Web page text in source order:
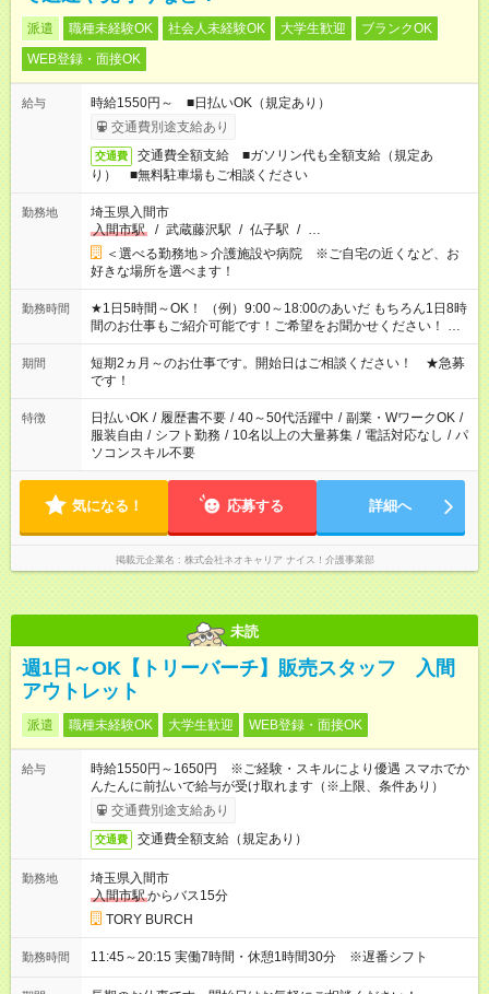
派遣 職種未経験OK 社会人未経験OK 大学生歓迎
ブランクOK
WEB登録・面接OK
給与
時給1550円～ ■日払いOK（規定あり）
交通費別途支給あり
交通費
交通費全額支給 ■ガソリン代も全額支給（規定あ
り） ■無料駐車場もご相談ください
勤務地
埼玉県入間市
入間市駅
/ 武蔵藤沢駅 / 仏子駅 / …
＜選べる勤務地＞介護施設や病院 ※ご自宅の近くなど、お
好きな場所を選べます！
勤務時間
★1日5時間～OK！ （例）9:00～18:00のあいだ もちろん1日8時
間のお仕事もご紹介可能です！ご希望をお聞かせください！ ★
家庭の都合でお休みが必要な場合も遠慮なくご相談ください。
※週最低15時間以上の勤務が必要です
期間
短期2ヵ月～のお仕事です。開始日はご相談ください！ ★急募
です！
特徴 日払いOK / 履歴書不要 / 40～50代活躍中 / 副業・WワークOK /
服装自由 / シフト勤務 / 10名以上の大量募集 / 電話対応なし / パ
ソコンスキル不要
気になる！ 応募する 詳細へ
掲載元企業名 株式会社ネオキャリア ナイス！介護事業部
未読
週1日～OK【トリーバーチ】販売スタッフ 入間
アウトレット
派遣 職種未経験OK 大学生歓迎 WEB登録・面接OK
給与
時給1550円～1650円 ※ご経験・スキルにより優遇 スマホでか
んたんに前払いで給与が受け取れます（※上限、条件あり）
交通費別途支給あり
交通費 交通費全額支給（規定あり）
勤務地
埼玉県入間市
入間市駅からバス15分
TORY BURCH
勤務時間 11:45～20:15 実働7時間・休憩1時間30分 ※遅番シフト